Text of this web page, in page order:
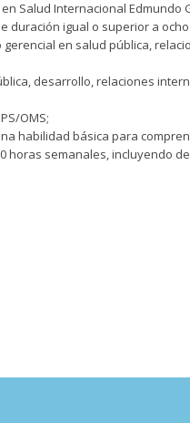
Salud Internacional Edmundo
igual o superior a
en salud pública,
desarrollo, relaciones
OMS;
habilidad básica para
semanales, incluyendo